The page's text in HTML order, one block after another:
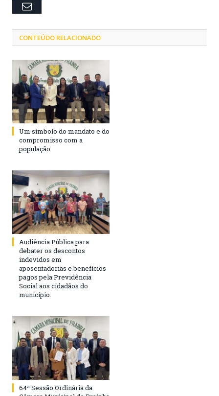
Email
CONTEÚDO RELACIONADO
Um símbolo do mandato e do
compromisso com a
população
Audiência Pública para
debater os descontos
indevidos em
aposentadorias e benefícios
pagos pela Previdência
Social aos cidadãos do
município.
64ª Sessão Ordinária da